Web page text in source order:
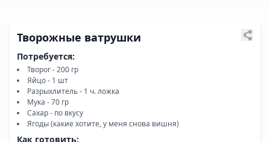
Творожные ватрушки
Потребуется:
Творог - 200 гр
Яйцо - 1 шт
Разрыхлитель - 1 ч. ложка
Мука - 70 гр
Сахар - по вкусу
Ягоды (какие хотите, у меня снова вишня)
Как готовить: